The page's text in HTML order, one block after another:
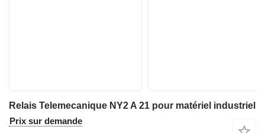
Relais Telemecanique NY2 A 21 pour matériel industriel
Prix sur demande